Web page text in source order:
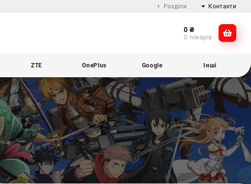
Розділи Контакти
@dikocase
0 ₴
0 товарів
ZTE OnePlus Google Інші